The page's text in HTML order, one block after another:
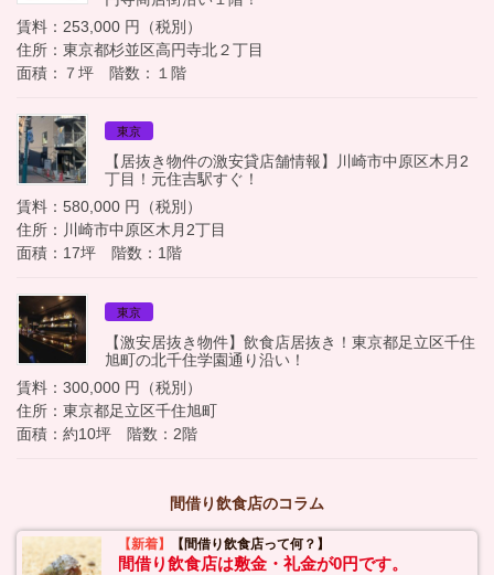
賃料：253,000 円（税別）
住所：東京都杉並区高円寺北２丁目
面積：７坪 階数：１階
東京
【居抜き物件の激安貸店舗情報】川崎市中原区木月2
丁目！元住吉駅すぐ！
賃料：580,000 円（税別）
住所：川崎市中原区木月2丁目
面積：17坪 階数：1階
東京
【激安居抜き物件】飲食店居抜き！東京都足立区千住
旭町の北千住学園通り沿い！
賃料：300,000 円（税別）
住所：東京都足立区千住旭町
面積：約10坪 階数：2階
間借り飲食店のコラム
【新着】 【間借り飲食店って何？】
間借り飲食店は敷金・礼金が0円です。